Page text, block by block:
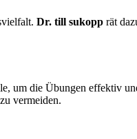
Dr. till sukopp rät
um die Übungen effektiv
vermeiden.